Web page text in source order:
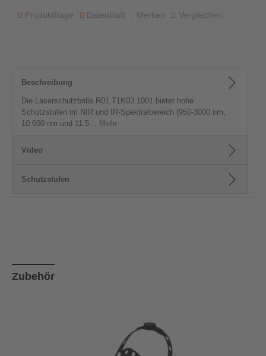
Produktfrage Merken Vergleichen
Datenblatt
Beschreibung
Die Laserschutzbrille R01.T1K03.1001 bietet hohe
Schutzstufen im NIR und IR-Spektralbereich (950-3000 nm,
10.600 nm und 11.5… Mehr
Video
Schutzstufen
Zubehör